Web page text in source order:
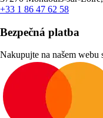
+33 1 86 47 62 58
Bezpečná platba
Nakupujte na našem webu